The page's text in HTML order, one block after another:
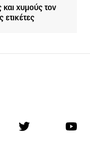
και χυμούς τον
ετικέτες